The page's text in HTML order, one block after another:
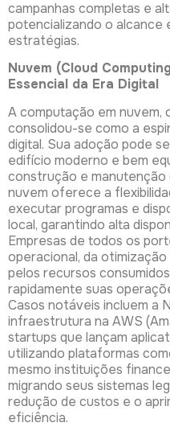
campanhas completas e
potencializando o alcance
estratégias.
Nuvem (Cloud
Essencial da Era Digital
A computação em nuvem,
consolidou-se como a
digital. Sua adoção pode
edifício moderno e bem
construção e manutenção
nuvem oferece a
executar programas e
local, garantindo alta
Empresas de todos os
operacional, da
pelos recursos
rapidamente suas
Casos notáveis incluem a
infraestrutura na AWS
startups que lançam
utilizando plataformas
mesmo instituições
migrando seus sistemas
redução de custos e o
eficiência.